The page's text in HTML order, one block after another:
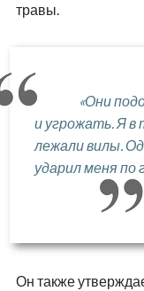
травы.
«Они
и угрожать. Я в
лежали вилы.
ударил меня по
Он также